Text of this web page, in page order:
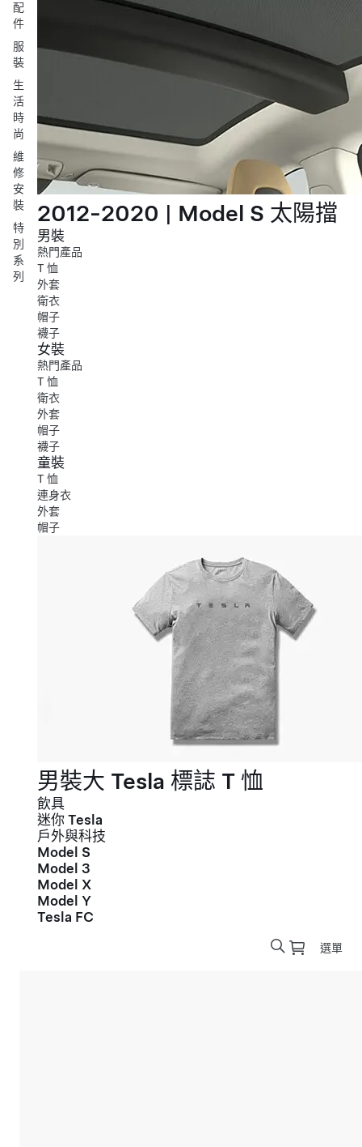
配
件
服
裝
生
活
時
尚
維
修
安
裝
特
別
系
列
2012-2020 | Model S 太陽擋
男裝
熱門產品
T 恤
外套
衛衣
帽子
襪子
女裝
熱門產品
T 恤
衛衣
外套
帽子
襪子
童裝
T 恤
連身衣
外套
帽子
男裝大 Tesla 標誌 T 恤
飲具
迷你 Tesla
戶外與科技
Model S
Model 3
Model X
Model Y
Tesla FC
選單